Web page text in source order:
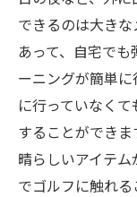
できるのは大き
あって、自宅で
ーニングが簡単
に行っていなく
することができま
晴らしいアイテ
でゴルフに触れ